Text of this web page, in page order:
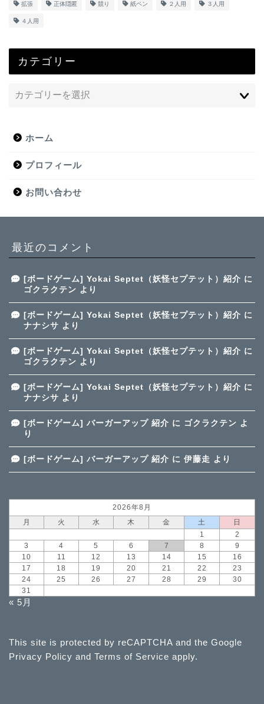
拡張 正体隠匿 競り 紙ペン ２人用 ３人用
４人用
カテゴリー
ホーム
プロフィール
お問い合わせ
最近のコメント
[ボードゲーム] Yokai Septet（妖怪セプテット）紹介 に
ゴクラクテン より
[ボードゲーム] Yokai Septet（妖怪セプテット）紹介 に
ナナシサ より
[ボードゲーム] Yokai Septet（妖怪セプテット）紹介 に
ゴクラクテン より
[ボードゲーム] Yokai Septet（妖怪セプテット）紹介 に
ナナシサ より
[ボードゲーム] バーガーアップ 紹介 に ゴクラクテン よ
り
[ボードゲーム] バーガーアップ 紹介 に 伊藤走 より
2026年8月
月
火 水 木 金 土
日
1
2
3
4 5 6 7 8
9
10
11 12 13 14 15
16
17
18 19 20 21 22
23
24
25 26 27 28 29
30
31
« 5月
This site is protected by reCAPTCHA and the Google
Privacy Policy and Terms of Service apply.